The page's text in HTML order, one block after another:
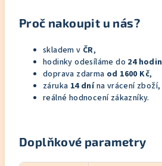
Proč nakoupit u nás?
skladem v ČR,
hodinky odesíláme do 24 hodin
doprava zdarma od 1600 Kč,
záruka 14 dnína vrácení zboží,
reálné hodnocení zákazníky.
Doplňkové parametry